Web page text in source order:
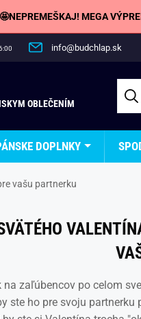
🤩NEPREMEŠKAJ! MEGA
info@budchlap.sk
OBLEČENÍM
DOPLNKY
vašu partnerku
na zaľúbencov po celom
ste ho pre svoju